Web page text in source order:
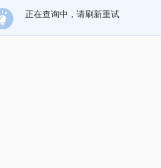
正在查询中，请刷新重试